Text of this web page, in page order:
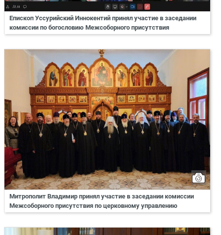
Епископ Уссурийский Иннокентий принял участие в заседании
комиссии по богословию Межсоборного присутствия
Митрополит Владимир принял участие в заседании комиссии
Межсоборного присутствия по церковному управлению